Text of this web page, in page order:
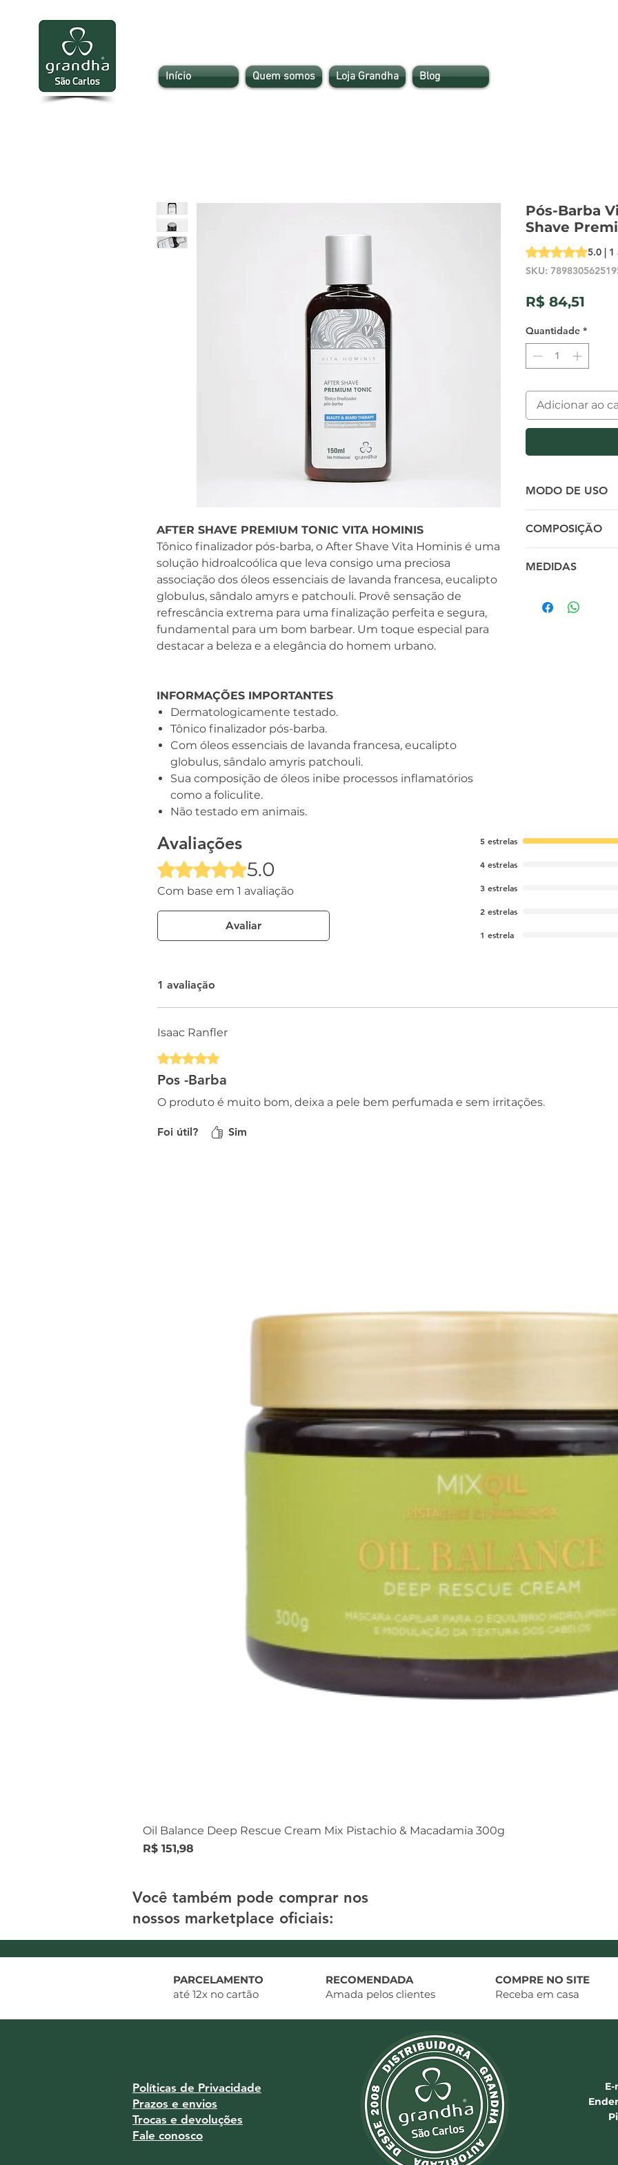
Início Quem somos Loja Grandha Blog
AFTER SHAVE PREMIUM TONIC VITA HOMINIS
Tônico finalizador pós-barba, o After Shave Vita Hominis é uma
solução hidroalcoólica que leva consigo uma preciosa
associação dos óleos essenciais de lavanda francesa, eucalipto
globulus, sândalo amyrs e patchouli. Provê sensação de
refrescância extrema para uma finalização perfeita e segura,
fundamental para um bom barbear. Um toque especial para
destacar a beleza e a elegância do homem urbano.
INFORMAÇÕES IMPORTANTES
Dermatologicamente testado.
Tônico finalizador pós-barba.
Com óleos essenciais de lavanda francesa, eucalipto
globulus, sândalo amyris patchouli.
Sua composição de óleos inibe processos inflamatórios
como a foliculite.
Não testado em animais.
Pós-Barba
Shave
A classificação é
5.0 | 1
SKU:
R$ 84,51
Quantidade *
Adicionar ao
MODO DE USO
Hominis na pele
ritual com a
limpeza
COMPOSIÇÃO
Propilenoglicol,
Piperita,
MEDIDAS
5.00 cm
Avaliações
Rated 5 out of 5 stars.5.0
Com base em 1 avaliação
Avaliar
5 estrelas
4 estrelas
3 estrelas
2 estrelas
1 estrela
1 avaliação
Isaac Ranfler
Rated 5 out of 5 stars.
Pos -Barba
O produto é muito bom, deixa a pele bem perfumada e sem irritações.
Foi útil? Sim
Oil Balance Deep Rescue Cream Mix Pistachio & Macadamia 300g
Preço
R$ 151,98
Você também pode comprar nos
nossos marketplace oficiais:
PARCELAMENTO
até 12x no cartão
RECOMENDADA
Amada pelos clientes
COMPRE NO SITE
Receba em casa
Políticas de Privacidade
Prazos e envios
Trocas e devoluções
Fale conosco